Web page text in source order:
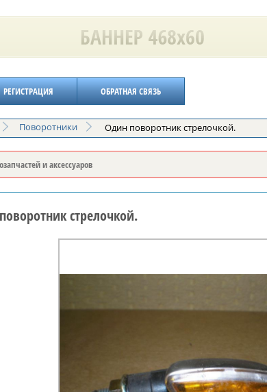
РЕГИСТРАЦИЯ ОБРАТНАЯ СВЯЗЬ
Поворотники Один поворотник стрелочкой.
стрелочкой.